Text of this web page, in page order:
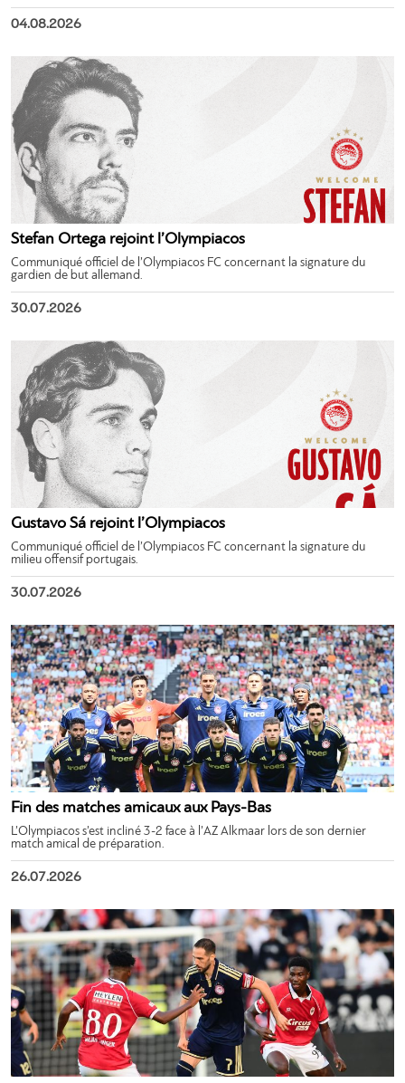
04.08.2026
Stefan Ortega rejoint l’Olympiacos
Communiqué officiel de l’Olympiacos FC concernant la signature du
gardien de but allemand.
30.07.2026
Gustavo Sá rejoint l’Olympiacos
Communiqué officiel de l’Olympiacos FC concernant la signature du
milieu offensif portugais.
30.07.2026
Fin des matches amicaux aux Pays-Bas
L’Olympiacos s’est incliné 3-2 face à l’AZ Alkmaar lors de son dernier
match amical de préparation.
26.07.2026